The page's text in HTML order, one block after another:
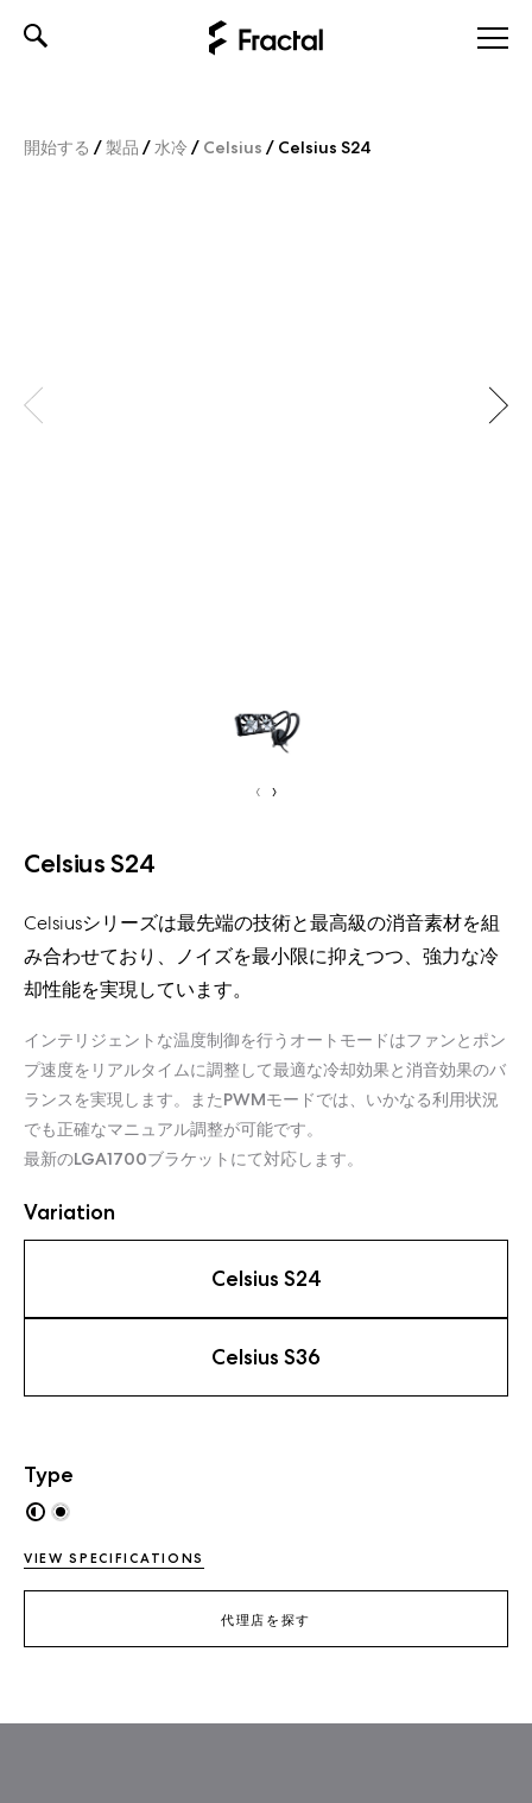
開始する /製品 /水冷 / Celsius / Celsius S24
‹ ›
Celsius S24
Celsiusシリーズは最先端の技術と最高級の消音素材を組
み合わせており、ノイズを最小限に抑えつつ、強力な冷
却性能を実現しています。
インテリジェントな温度制御を行うオートモードはファンとポン
プ速度をリアルタイムに調整して最適な冷却効果と消音効果のバ
ランスを実現します。またPWMモードでは、いかなる利用状況
でも正確なマニュアル調整が可能です。
最新のLGA1700ブラケットにて対応します。
Variation
Celsius S24
Celsius S36
Type
VIEW SPECIFICATIONS
代理店を探す